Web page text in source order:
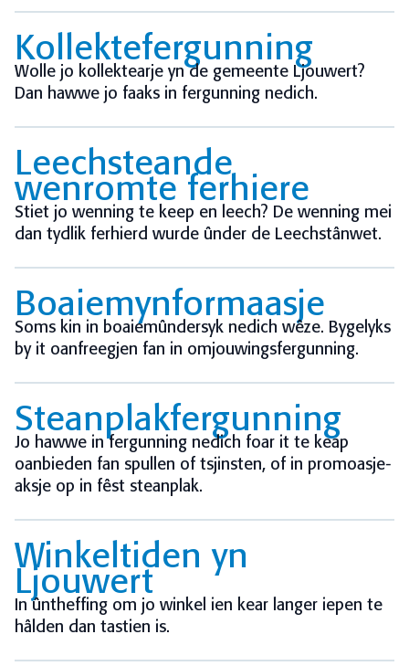
Kollektefergunning
Wolle jo kollektearje yn de gemeente Ljouwert?
Dan hawwe jo faaks in fergunning nedich.
Leechsteande
wenromte ferhiere
Stiet jo wenning te keep en leech? De wenning mei
dan tydlik ferhierd wurde ûnder de Leechstânwet.
Boaiemynformaasje
Soms kin in boaiemûndersyk nedich wêze. Bygelyks
by it oanfreegjen fan in omjouwingsfergunning.
Steanplakfergunning
Jo hawwe in fergunning nedich foar it te keap
oanbieden fan spullen of tsjinsten, of in promoasje-
aksje op in fêst steanplak.
Winkeltiden yn
Ljouwert
In ûntheffing om jo winkel ien kear langer iepen te
hâlden dan tastien is.